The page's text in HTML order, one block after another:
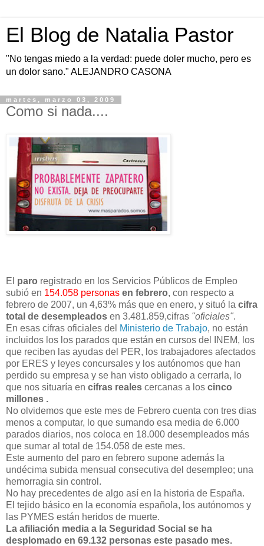
El Blog de Natalia Pastor
"No tengas miedo a la verdad: puede doler mucho, pero es
un dolor sano." ALEJANDRO CASONA
martes, marzo 03, 2009
Como si nada....
El paro registrado en los Servicios Públicos de Empleo
subió en 154.058 personas en febrero, con respecto a
febrero de 2007, un 4,63% más que en enero, y situó la cifra
total de desempleados en 3.481.859,cifras "oficiales".
En esas cifras oficiales del Ministerio de Trabajo, no están
incluidos los los parados que están en cursos del INEM, los
que reciben las ayudas del PER, los trabajadores afectados
por ERES y leyes concursales y los autónomos que han
perdido su empresa y se han visto obligado a cerrarla, lo
que nos situaría en cifras reales cercanas a los cinco
millones .
No olvidemos que este mes de Febrero cuenta con tres dias
menos a computar, lo que sumando esa media de 6.000
parados diarios, nos coloca en 18.000 desempleados más
que sumar al total de 154.058 de este mes.
Este aumento del paro en febrero supone además la
undécima subida mensual consecutiva del desempleo; una
hemorragia sin control.
No hay precedentes de algo así en la historia de España.
El tejido básico en la economía española, los autónomos y
las PYMES están heridos de muerte.
La afiliación media a la Seguridad Social se ha
desplomado en 69.132 personas este pasado mes.